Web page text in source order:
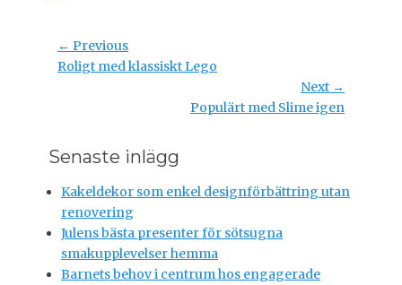
s
Post
navigation
← Previous
Previous
Roligt med klassiskt Lego
Next →
Populärt med Slime igen
Senaste inlägg
Kakeldekor som enkel designförbättring utan
renovering
Julens bästa presenter för sötsugna
smakupplevelser hemma
Barnets behov i centrum hos engagerade